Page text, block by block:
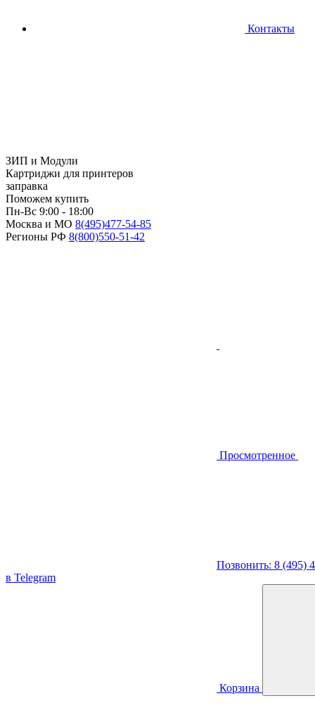
Контакты
ЗИП и Модули
Картриджи для принтеров
заправка
Поможем купить
Пн-Вс 9:00 - 18:00
Москва и МО 8(495)477-54-85
Регионы РФ 8(800)550-51-42
Просмотренное
Позвонить: 8 (495)
в Telegram
Корзина